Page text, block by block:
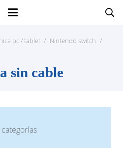
pc / tablet / Nintendo switch /
sin cable
categorías